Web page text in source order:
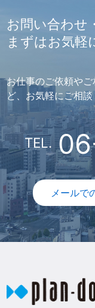
お問い合わせ
まずはお気軽
お仕事のご依頼や
ど、お気軽にご相
TEL.
メールで